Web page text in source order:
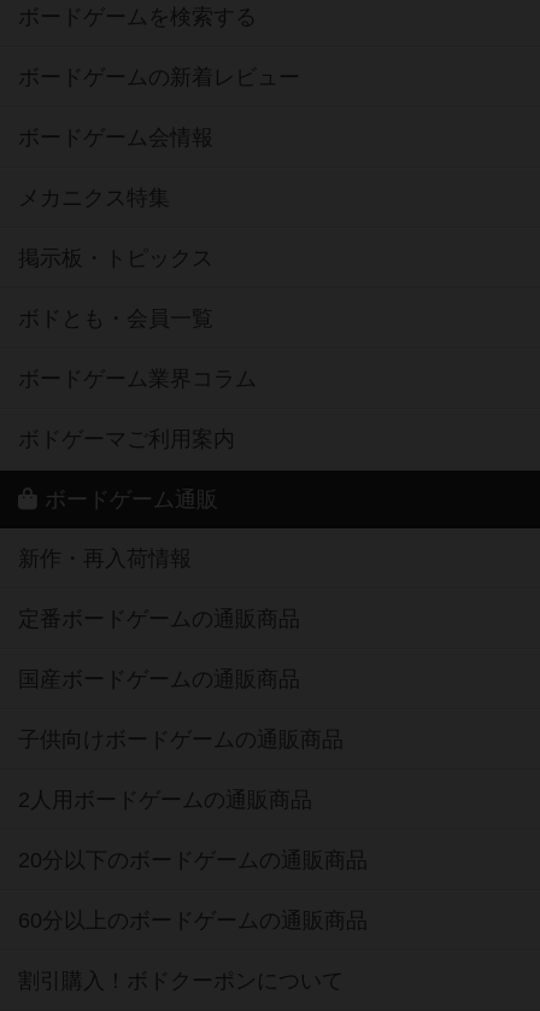
ボードゲームを検索する
ボードゲームの新着レビュー
ボードゲーム会情報
メカニクス特集
掲示板・トピックス
ボドとも・会員一覧
ボードゲーム業界コラム
ボドゲーマご利用案内
ボードゲーム通販
新作・再入荷情報
定番ボードゲームの通販商品
国産ボードゲームの通販商品
子供向けボードゲームの通販商品
2人用ボードゲームの通販商品
20分以下のボードゲームの通販商品
60分以上のボードゲームの通販商品
割引購入！ボドクーポンについて